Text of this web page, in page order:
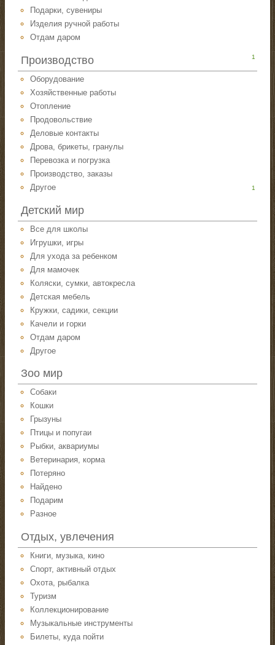
Подарки, сувениры
Изделия ручной работы
Отдам даром
Производство 1
Оборудование
Хозяйственные работы
Отопление
Продовольствие
Деловые контакты
Дрова, брикеты, гранулы
Перевозка и погрузка
Производство, заказы
Другое
1
Детский мир
Все для школы
Игрушки, игры
Для ухода за ребенком
Для мамочек
Коляски, сумки, автокресла
Детская мебель
Кружки, садики, секции
Качели и горки
Отдам даром
Другое
Зоо мир
Собаки
Кошки
Грызуны
Птицы и попугаи
Рыбки, аквариумы
Ветеринария, корма
Потеряно
Найдено
Подарим
Разное
Отдых, увлечения
Книги, музыка, кино
Спорт, активный отдых
Охота, рыбалка
Туризм
Коллекционирование
Музыкальные инструменты
Билеты, куда пойти